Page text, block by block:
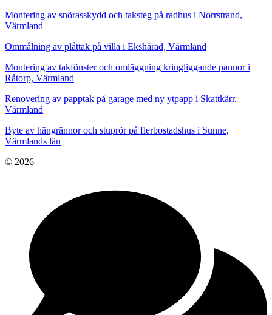
Montering av snörasskydd och taksteg på radhus i Norrstrand,
Värmland
Ommålning av plåttak på villa i Ekshärad, Värmland
Montering av takfönster och omläggning kringliggande pannor i
Råtorp, Värmland
Renovering av papptak på garage med ny ytpapp i Skattkärr,
Värmland
Byte av hängrännor och stuprör på flerbostadshus i Sunne,
Värmlands län
© 2026